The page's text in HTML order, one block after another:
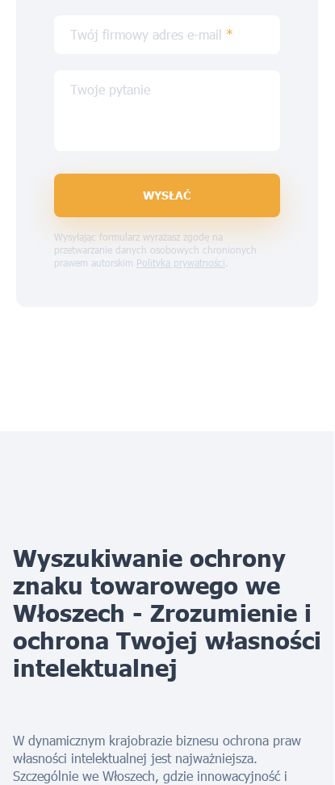
Twój firmowy adres e-mail *
Twoje pytanie
WYSŁAĆ
Wysyłając formularz wyrażasz zgodę na
przetwarzanie danych osobowych chronionych
prawem autorskim Polityka prywatności.
Wyszukiwanie ochrony
znaku towarowego we
Włoszech - Zrozumienie i
ochrona Twojej własności
intelektualnej
W dynamicznym krajobrazie biznesu ochrona praw
własności intelektualnej jest najważniejsza.
Szczególnie we Włoszech, gdzie innowacyjność i